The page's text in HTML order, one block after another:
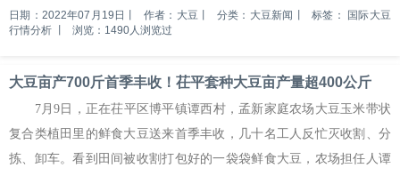
日期：2022年07月19日 作者：大豆 分类：大豆新闻 标签：
国际大豆
行情分析
浏览：1490人浏览过
大豆亩产700斤首季丰收！茌平套种大豆亩产量超400公斤
7月9日，正在茌平区博平镇谭西村，孟新家庭农场大豆玉米带状
复合类植田里的鲜食大豆送来首季丰收，几十名工人反忙灭收割、分
拣、卸车。看到田间被收割打包好的一袋袋鲜食大豆，农场担任人谭